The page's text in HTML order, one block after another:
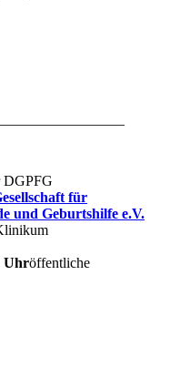
DGPFG
für
und Geburtshilfe e.V.
Uhröffentliche